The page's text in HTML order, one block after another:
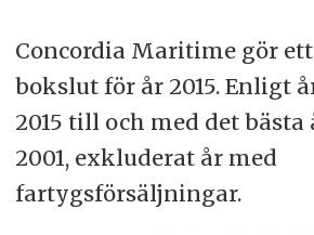
Concordia Maritime gör
bokslut för år 2015. Enligt
2015 till och med det bästa
2001, exkluderat år med
fartygsförsäljningar.